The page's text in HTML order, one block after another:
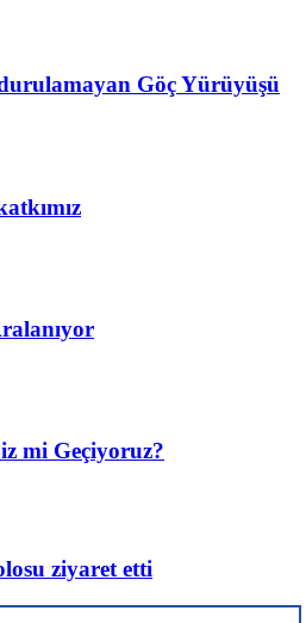
Göç Yürüyüşü
mi Geçiyoruz?
ziyaret etti